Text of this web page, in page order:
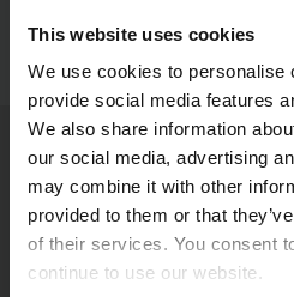
This website uses cookies
We use cookies to personalise
provide social media features
We also share information
our social media, advertising
may combine it with other
provided to them or that
of their services. You consent
continue to use our website.
KONTAKTUJTE NÁS
O nás